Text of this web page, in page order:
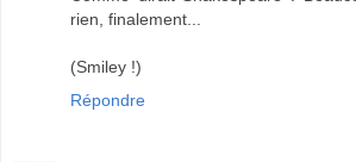
rien, finalement...
(Smiley !)
Répondre